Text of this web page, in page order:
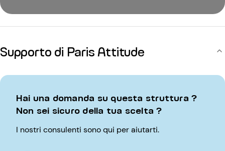
Supporto di Paris Attitude
Hai una domanda su questa struttura ?
Non sei sicuro della tua scelta ?
I nostri consulenti sono qui per aiutarti.